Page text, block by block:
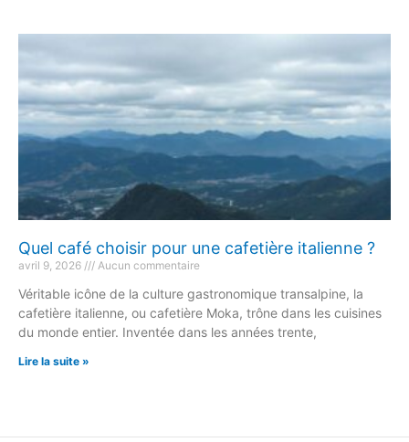
Quel café choisir pour une cafetière italienne ?
avril 9, 2026 Aucun commentaire
Véritable icône de la culture gastronomique transalpine, la
cafetière italienne, ou cafetière Moka, trône dans les cuisines
du monde entier. Inventée dans les années trente,
Lire la suite »